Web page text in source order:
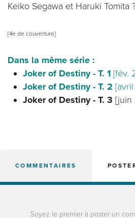
Keiko Segawa et Haruki Tomita
[4e de couverture]
Dans la même série :
Joker of Destiny - T. 1 [fév.
Joker of Destiny - T. 2
Joker of Destiny - T. 3 [juin
COMMENTAIRES
Soyez le premier à poster un